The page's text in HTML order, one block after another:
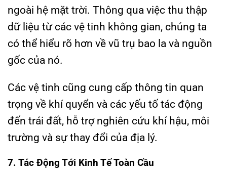
ngoài hệ mặt trời. Thông qua việc thu thập
dữ liệu từ các vệ tinh không gian, chúng ta
có thể hiểu rõ hơn về vũ trụ bao la và nguồn
gốc của nó.
Các vệ tinh cũng cung cấp thông tin quan
trọng về khí quyển và các yếu tố tác động
đến trái đất, hỗ trợ nghiên cứu khí hậu, môi
trường và sự thay đổi của địa lý.
7. Tác Động Tới Kinh Tế Toàn Cầu